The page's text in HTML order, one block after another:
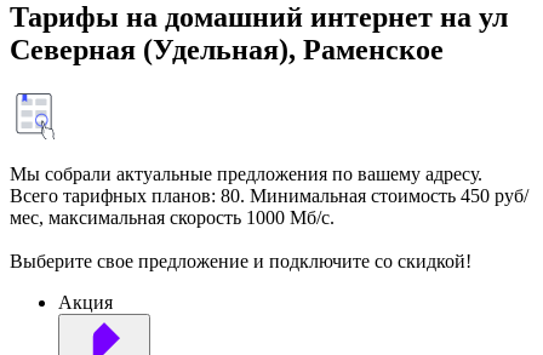
Тарифы на домашний интернет на ул
Северная (Удельная), Раменское
Мы собрали актуальные предложения по вашему адресу.
Всего тарифных планов: 80. Минимальная стоимость 450 руб/
мес, максимальная скорость 1000 Мб/с.
Выберите свое предложение и подключите со скидкой!
Акция